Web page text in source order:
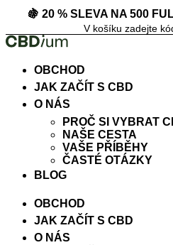
obsahu
🍇 20 % SLEVA NA 500
V košíku zadejte
OBCHOD
JAK ZAČÍT S CBD
O NÁS
PROČ SI VYBRAT
NAŠE CESTA
VAŠE PŘÍBĚHY
ČASTÉ OTÁZKY
BLOG
OBCHOD
JAK ZAČÍT S CBD
O NÁS